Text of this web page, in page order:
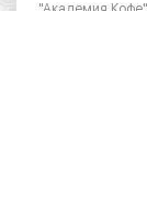
"Академия